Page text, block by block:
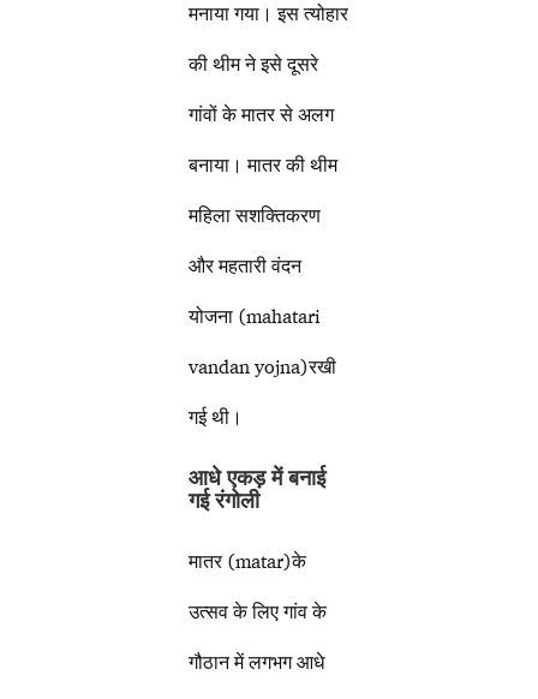
मनाया गया। इस त्योहार
की थीम ने इसे दूसरे
गांवों के मातर से अलग
बनाया। मातर की थीम
महिला सशक्तिकरण
और महतारी वंदन
योजना (mahatari
vandan yojna)रखी
गई थी।
आधे एकड़ में बनाई
गई रंगोली
मातर (matar)के
उत्सव के लिए गांव के
गौठान में लगभग आधे